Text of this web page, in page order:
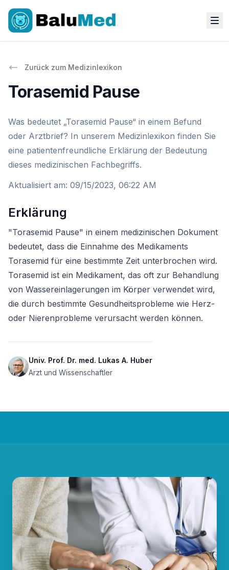
Zurück zum Medizinlexikon
Torasemid Pause
Was bedeutet „Torasemid Pause“ in einem Befund
oder Arztbrief? In unserem Medizinlexikon finden Sie
eine patientenfreundliche Erklärung der Bedeutung
dieses medizinischen Fachbegriffs.
Aktualisiert am: 09/15/2023, 06:22 AM
Erklärung
"Torasemid Pause" in einem medizinischen Dokument
bedeutet, dass die Einnahme des Medikaments
Torasemid für eine bestimmte Zeit unterbrochen wird.
Torasemid ist ein Medikament, das oft zur Behandlung
von Wassereinlagerungen im Körper verwendet wird,
die durch bestimmte Gesundheitsprobleme wie Herz-
oder Nierenprobleme verursacht werden können.
Univ. Prof. Dr. med. Lukas A. Huber
Arzt und Wissenschaftler